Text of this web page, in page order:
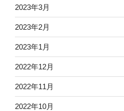
2023年3月
2023年2月
2023年1月
2022年12月
2022年11月
2022年10月